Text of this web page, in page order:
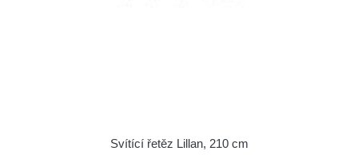
Svítící řetěz Lillan, 210 cm